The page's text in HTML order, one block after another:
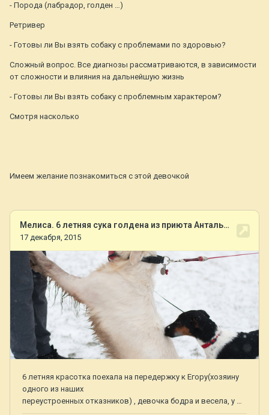
- Порода (лабрадор, голден …)
Ретривер
- Готовы ли Вы взять собаку с проблемами по здоровью?
Сложный вопрос. Все диагнозы рассматриваются, в зависимости
от сложности и влияния на дальнейшую жизнь
- Готовы ли Вы взять собаку с проблемным характером?
Смотря насколько
Имеем желание познакомиться с этой девочкой